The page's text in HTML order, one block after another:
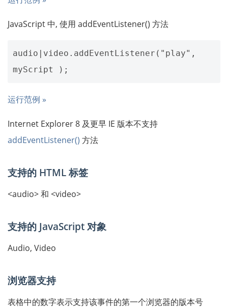
JavaScript 中, 使用 addEventListener() 方法
audio|video.addEventListener("play",
运行范例 »
Internet Explorer 8 及更早 IE 版本不支持
addEventListener() 方法
支持的 HTML 标签
<audio> 和 <video>
支持的 JavaScript 对象
Audio, Video
浏览器支持
表格中的数字表示支持该事件的第一个浏览器的版本号